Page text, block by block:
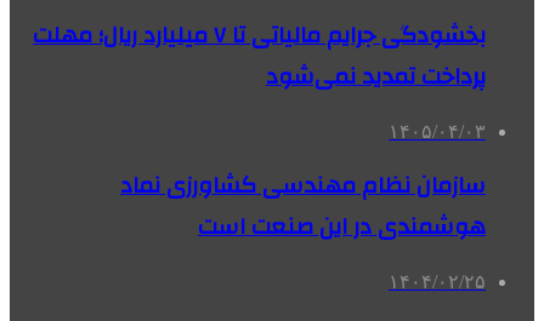
بخشودگی جرایم مالیاتی تا ۷ میلیارد ریال؛ مهلت
پرداخت تمدید نمی‌شود
۱۴۰۵/۰۴/۰۳
سازمان نظام مهندسی کشاورزی نماد
هوشمندی در این صنعت است
۱۴۰۴/۰۲/۲۵